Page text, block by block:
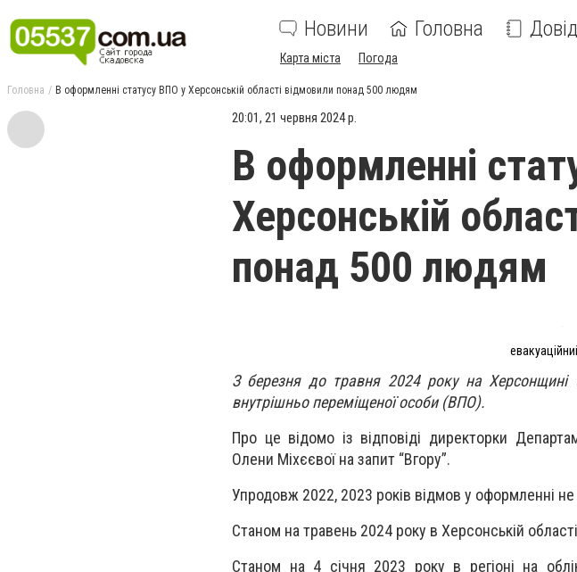
Новини Головна
Карта міста Погода
Головна В оформленні статусу ВПО у Херсонській області відмовили понад 500 людям
20:01, 21 червня 2024 р.
В оформленні
Херсонській
понад 500 людям
З березня до травня 2024 року на
внутрішньо переміщеної особи (ВПО).
Про це відомо із відповіді директорки
Олени Міхєєвої на запит “Вгору”.
Упродовж 2022, 2023 років відмов у оформленні не
Станом на травень 2024 року в Херсонській
Станом на 4 січня 2023 року в регіоні на